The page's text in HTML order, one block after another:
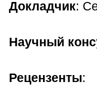
Докладчик:
Научный
Рецензенты: